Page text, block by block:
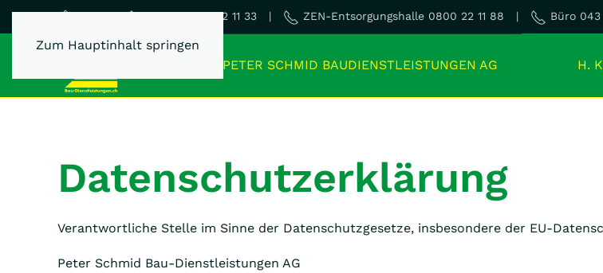
Zum Hauptinhalt springen
Home Dispo 0800 22 11 33 | ZEN-Entsorgungshalle 0800 22 11 88 | Büro
PETER SCHMID BAUDIENSTLEISTUNGEN AG H.
Datenschutzerklärung
Verantwortliche Stelle im Sinne der Datenschutzgesetze, insbesondere der EU-
Peter Schmid Bau-Dienstleistungen AG